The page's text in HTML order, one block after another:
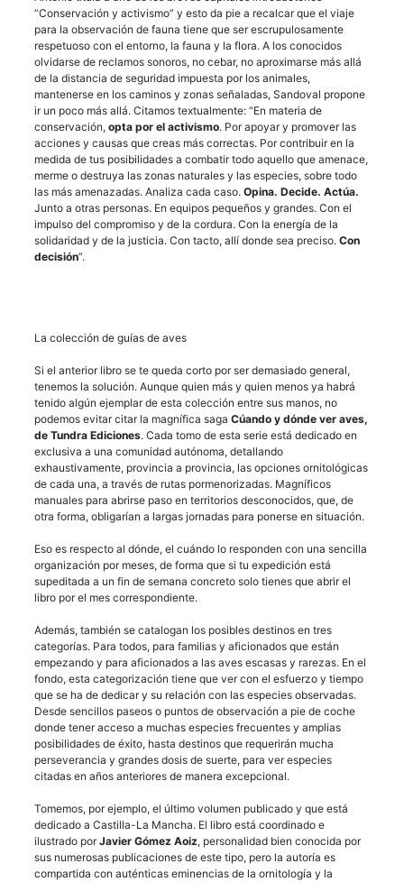
“Conservación y activismo” y esto da pie a recalcar que el viaje
para la observación de fauna tiene que ser escrupulosamente
respetuoso con el entorno, la fauna y la flora. A los conocidos
olvidarse de reclamos sonoros, no cebar, no aproximarse más allá
de la distancia de seguridad impuesta por los animales,
mantenerse en los caminos y zonas señaladas, Sandoval propone
ir un poco más allá. Citamos textualmente: “En materia de
conservación, opta por el activismo. Por apoyar y promover las
acciones y causas que creas más correctas. Por contribuir en la
medida de tus posibilidades a combatir todo aquello que amenace,
merme o destruya las zonas naturales y las especies, sobre todo
las más amenazadas. Analiza cada caso. Opina. Decide. Actúa.
Junto a otras personas. En equipos pequeños y grandes. Con el
impulso del compromiso y de la cordura. Con la energía de la
solidaridad y de la justicia. Con tacto, allí donde sea preciso. Con
decisión”.
La colección de guías de aves
Si el anterior libro se te queda corto por ser demasiado general,
tenemos la solución. Aunque quien más y quien menos ya habrá
tenido algún ejemplar de esta colección entre sus manos, no
podemos evitar citar la magnífica saga Cúando y dónde ver aves,
de Tundra Ediciones. Cada tomo de esta serie está dedicado en
exclusiva a una comunidad autónoma, detallando
exhaustivamente, provincia a provincia, las opciones ornitológicas
de cada una, a través de rutas pormenorizadas. Magníficos
manuales para abrirse paso en territorios desconocidos, que, de
otra forma, obligarían a largas jornadas para ponerse en situación.
Eso es respecto al dónde, el cuándo lo responden con una sencilla
organización por meses, de forma que si tu expedición está
supeditada a un fin de semana concreto solo tienes que abrir el
libro por el mes correspondiente.
Además, también se catalogan los posibles destinos en tres
categorías. Para todos, para familias y aficionados que están
empezando y para aficionados a las aves escasas y rarezas. En el
fondo, esta categorización tiene que ver con el esfuerzo y tiempo
que se ha de dedicar y su relación con las especies observadas.
Desde sencillos paseos o puntos de observación a pie de coche
donde tener acceso a muchas especies frecuentes y amplias
posibilidades de éxito, hasta destinos que requerirán mucha
perseverancia y grandes dosis de suerte, para ver especies
citadas en años anteriores de manera excepcional.
Tomemos, por ejemplo, el último volumen publicado y que está
dedicado a Castilla-La Mancha. El libro está coordinado e
ilustrado porJavier Gómez Aoiz, personalidad bien conocida por
sus numerosas publicaciones de este tipo, pero la autoría es
compartida con auténticas eminencias de la ornitología y la